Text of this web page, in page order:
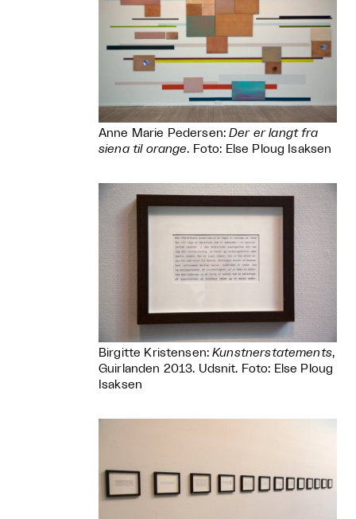
Anne Marie Pedersen:Der er langt fra
siena til orange. Foto: Else Ploug Isaksen
Birgitte Kristensen:Kunstnerstatements,
Guirlanden 2013. Udsnit. Foto: Else Ploug
Isaksen